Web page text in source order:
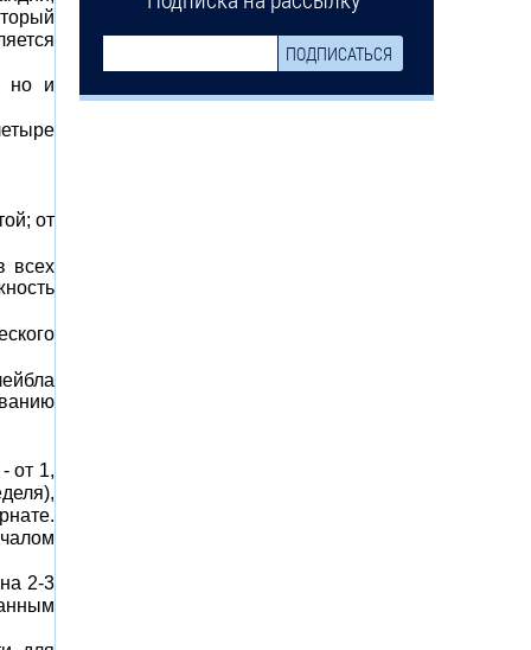
но и
от
всех
от 1,
2-3